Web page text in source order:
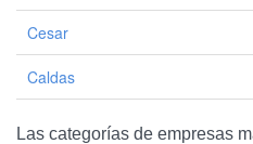
Cesar
Caldas
Las categorías de empresas